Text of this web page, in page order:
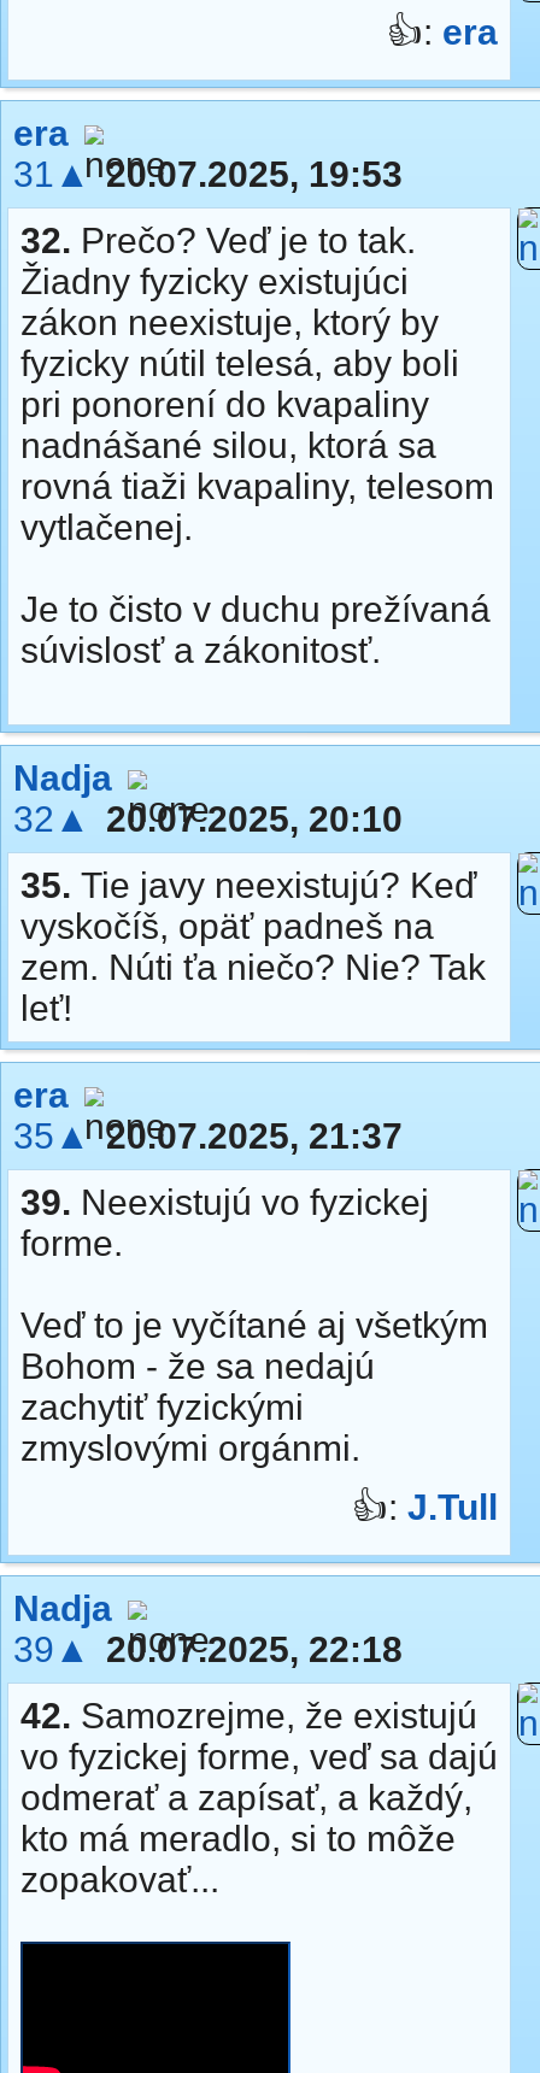
👍: era
era
31▲ 20.07.2025, 19:53
32. Prečo? Veď je to tak.
Žiadny fyzicky existujúci
zákon neexistuje, ktorý by
fyzicky nútil telesá, aby boli
pri ponorení do kvapaliny
nadnášané silou, ktorá sa
rovná tiaži kvapaliny, telesom
vytlačenej.
Je to čisto v duchu prežívaná
súvislosť a zákonitosť.
Nadja
32▲
20.07.2025, 20:10
35. Tie javy neexistujú? Keď
vyskočíš, opäť padneš na
zem. Núti ťa niečo? Nie? Tak
leť!
era
35▲ 20.07.2025, 21:37
39. Neexistujú vo fyzickej
forme.
Veď to je vyčítané aj všetkým
Bohom - že sa nedajú
zachytiť fyzickými
zmyslovými orgánmi.
👍: J.Tull
Nadja
39▲
20.07.2025, 22:18
42. Samozrejme, že existujú
vo fyzickej forme, veď sa dajú
odmerať a zapísať, a každý,
kto má meradlo, si to môže
zopakovať...